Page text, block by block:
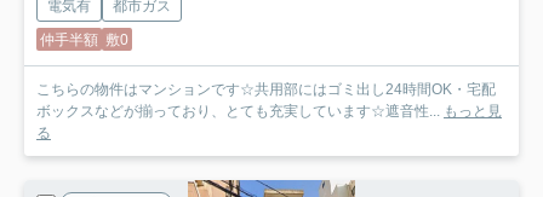
電気有
都市ガス
仲手半額 敷0
こちらの物件はマンションです☆共用部にはゴミ出し24時間OK・宅配
ボックスなどが揃っており、とても充実しています☆遮音性... もっと見
る